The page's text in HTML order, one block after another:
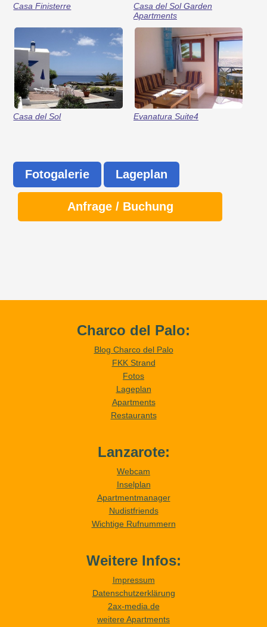
Casa Finisterre
Casa del Sol Garden
Apartments
Casa del Sol Evanatura Suite4
Fotogalerie Lageplan
Anfrage / Buchung
Charco del Palo:
Blog Charco del Palo
FKK Strand
Fotos
Lageplan
Apartments
Restaurants
Lanzarote:
Webcam
Inselplan
Apartmentmanager
Nudistfriends
Wichtige Rufnummern
Weitere Infos:
Impressum
Datenschutzerklärung
2ax-media.de
weitere Apartments